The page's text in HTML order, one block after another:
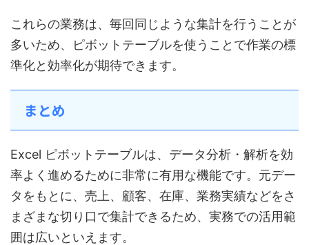
これらの業務は、毎回同じような集計を行うことが
多いため、ピボットテーブルを使うことで作業の標
準化と効率化が期待できます。
まとめ
Excel ピボットテーブルは、データ分析・解析を効
率よく進めるために非常に有用な機能です。元デー
タをもとに、売上、顧客、在庫、業務実績などをさ
まざまな切り口で集計できるため、実務での活用範
囲は広いといえます。